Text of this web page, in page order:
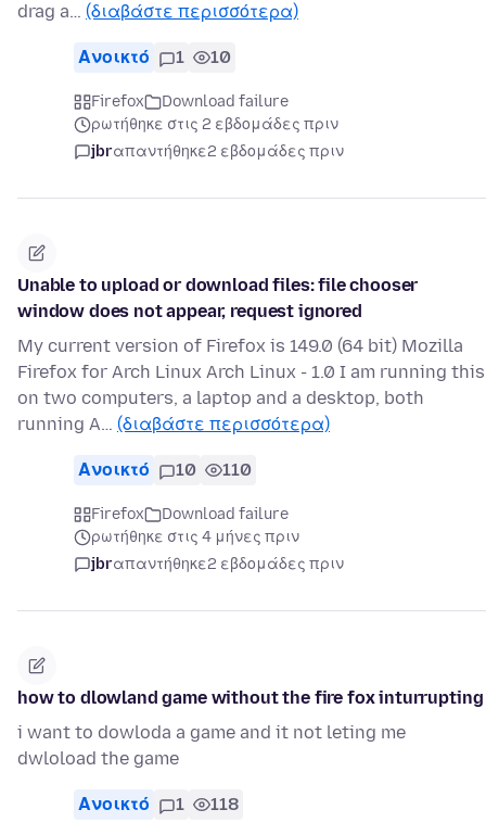
drag a… (διαβάστε περισσότερα)
Ανοικτό 1 10
Firefox
Download failure
ρωτήθηκε στις 2 εβδομάδες πριν
jbrαπαντήθηκε2 εβδομάδες πριν
Unable to upload or download files: file chooser
window does not appear, request ignored
My current version of Firefox is 149.0 (64 bit) Mozilla
Firefox for Arch Linux Arch Linux - 1.0 I am running this
on two computers, a laptop and a desktop, both
running A… (διαβάστε περισσότερα)
Ανοικτό 10 110
Firefox
Download failure
ρωτήθηκε στις 4 μήνες πριν
jbrαπαντήθηκε2 εβδομάδες πριν
how to dlowland game without the fire fox inturrupting
i want to dowloda a game and it not leting me
dwloload the game
Ανοικτό 1 118